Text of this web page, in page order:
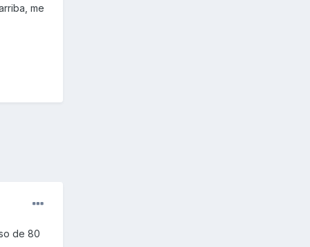
me
de 80